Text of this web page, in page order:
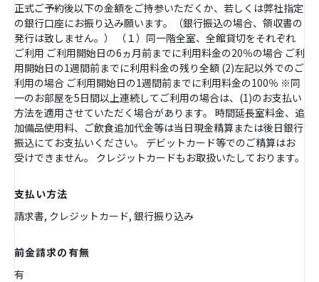
正式ご予約後以下の金額をご持参いただくか、若しくは弊社指定
の銀行口座にお振り込み願います。（銀行振込の場合、領収書の
発行は致しません。） （１）同一階全室、全館貸切をそれぞれ
ご利用 ご利用開始日の6ヵ月前までに利用料金の20％の場合 ご利
用開始日の1週間前までに利用料金の残り全額 (2)左記以外でのご
利用の場合 ご利用開始日の1週間前までに利用料金の100％ ※同
一のお部屋を5日間以上連続してご利用の場合は、(1)のお支払い
方法を適用させていただく場合があります。 時間延長室料金、追
加備品使用料、ご飲食追加代金等は当日現金精算または後日銀行
振込にてお支払いください。 デビットカード等でのご精算はお
受けできません。 クレジットカードもお取扱いたしております。
支払い方法
請求書, クレジットカード, 銀行振り込み
前金請求の有無
有